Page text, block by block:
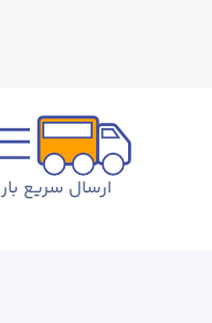
ارسال سریع بار